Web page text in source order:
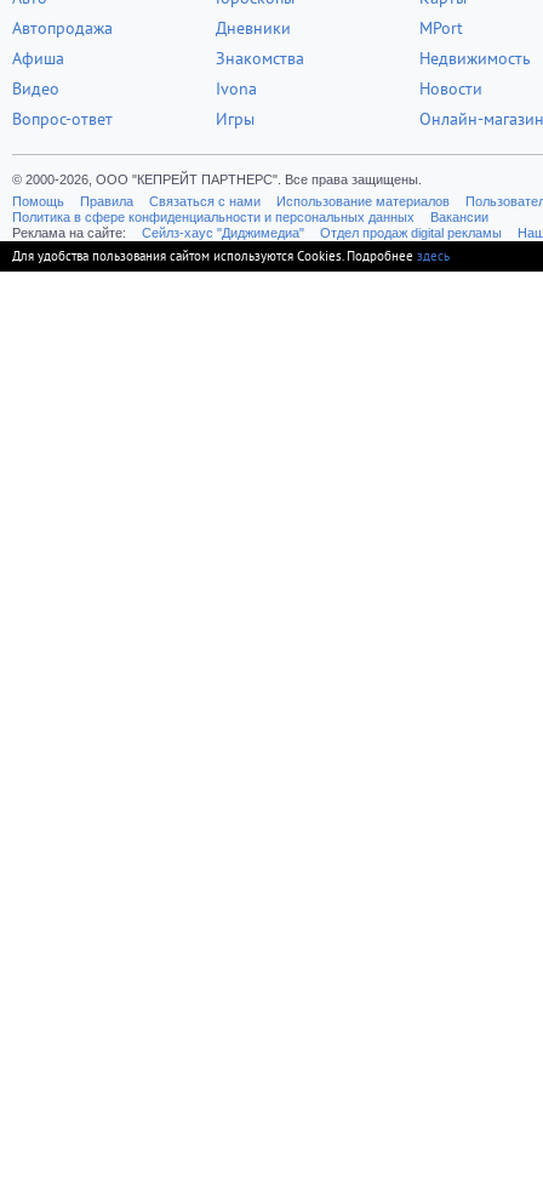
Автопродажа
Афиша
Видео
Вопрос-ответ
Дневники
Знакомства
Ivona
Игры
MPort
Недвижимость
Новости
Онлайн-магазин
© 2000-2026, ООО "КЕПРЕЙТ ПАРТНЕРС". Все права защищены.
Помощь
Правила Связаться с нами Использование материалов
Политика в сфере конфиденциальности и персональных данных
Вакансии
Реклама на сайте:
Cейлз-хаус "Диджимедиа" Отдел продаж digital рекламы
Для удобства пользования сайтом используются Cookies. Подробнее здесь